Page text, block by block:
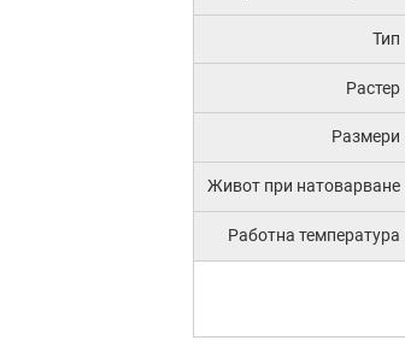
Тип
Растер
Размери
Живот при натоварване
Работна температура